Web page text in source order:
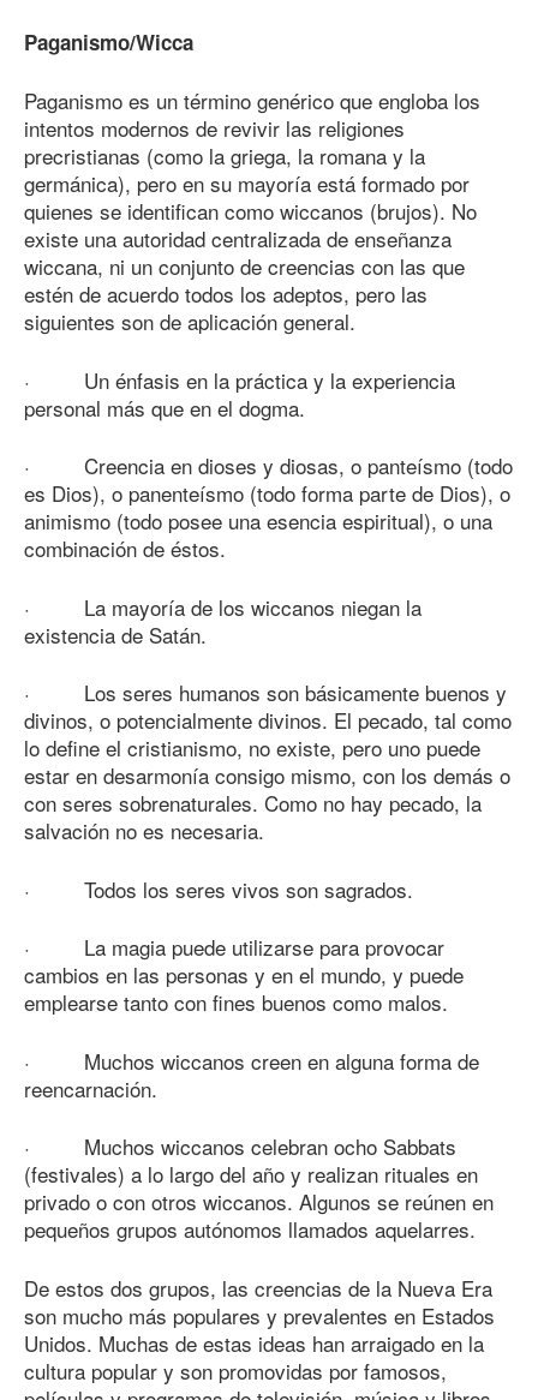
Paganismo/Wicca
Paganismo es un término genérico que engloba los
intentos modernos de revivir las religiones
precristianas (como la griega, la romana y la
germánica), pero en su mayoría está formado por
quienes se identifican como wiccanos (brujos). No
existe una autoridad centralizada de enseñanza
wiccana, ni un conjunto de creencias con las que
estén de acuerdo todos los adeptos, pero las
siguientes son de aplicación general.
· Un énfasis en la práctica y la experiencia
personal más que en el dogma.
· Creencia en dioses y diosas, o panteísmo (todo
es Dios), o panenteísmo (todo forma parte de Dios), o
animismo (todo posee una esencia espiritual), o una
combinación de éstos.
· La mayoría de los wiccanos niegan la
existencia de Satán.
· Los seres humanos son básicamente buenos y
divinos, o potencialmente divinos. El pecado, tal como
lo define el cristianismo, no existe, pero uno puede
estar en desarmonía consigo mismo, con los demás o
con seres sobrenaturales. Como no hay pecado, la
salvación no es necesaria.
· Todos los seres vivos son sagrados.
· La magia puede utilizarse para provocar
cambios en las personas y en el mundo, y puede
emplearse tanto con fines buenos como malos.
· Muchos wiccanos creen en alguna forma de
reencarnación.
· Muchos wiccanos celebran ocho Sabbats
(festivales) a lo largo del año y realizan rituales en
privado o con otros wiccanos. Algunos se reúnen en
pequeños grupos autónomos llamados aquelarres.
De estos dos grupos, las creencias de la Nueva Era
son mucho más populares y prevalentes en Estados
Unidos. Muchas de estas ideas han arraigado en la
cultura popular y son promovidas por famosos,